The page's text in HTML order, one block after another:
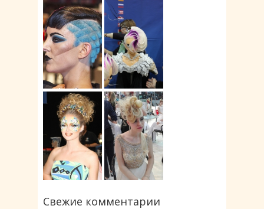
Свежие комментарии